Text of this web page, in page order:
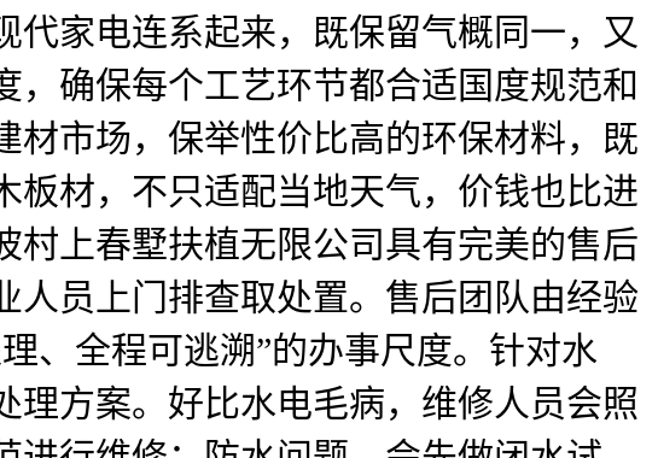
家电连系起来，既保留气概同一，又
确保每个工艺环节都合适国度规范和
材市场，保举性价比高的环保材料，既
板材，不只适配当地天气，价钱也比进
村上春墅扶植无限公司具有完美的售后
人员上门排查取处置。售后团队由经验
、全程可逃溯”的办事尺度。针对水
理方案。好比水电毛病，维修人员会照